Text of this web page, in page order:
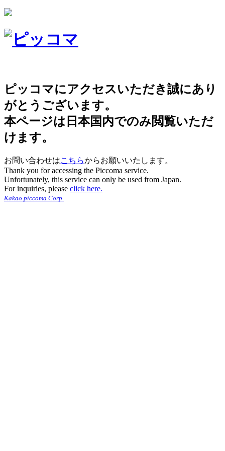
ピッコマにアクセスいただき誠にあり
がとうございます。
本ページは日本国内でのみ閲覧いただ
けます。
お問い合わせはこちらからお願いいたします。
Thank you for accessing the Piccoma service.
Unfortunately, this service can only be used from Japan.
For inquiries, please click here.
Kakao piccoma Corp.